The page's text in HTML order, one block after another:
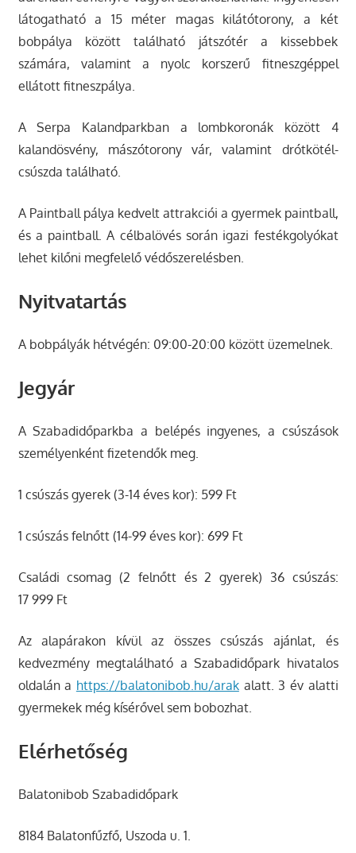
látogatható a 15 méter magas kilátótorony, a két
bobpálya között található játszótér a kissebbek
számára, valamint a nyolc korszerű fitneszgéppel
ellátott fitneszpálya.
A Serpa Kalandparkban a lombkoronák között 4
kalandösvény, mászótorony vár, valamint drótkötél-
csúszda található.
A Paintball pálya kedvelt attrakciói a gyermek paintball,
és a paintball. A célbalövés során igazi festékgolyókat
lehet kilőni megfelelő védőszerelésben.
Nyitvatartás
A bobpályák hétvégén: 09:00-20:00 között üzemelnek.
Jegyár
A Szabadidőparkba a belépés ingyenes, a csúszások
személyenként fizetendők meg.
1 csúszás gyerek (3-14 éves kor): 599 Ft
1 csúszás felnőtt (14-99 éves kor): 699 Ft
Családi csomag (2 felnőtt és 2 gyerek) 36 csúszás:
17 999 Ft
Az alapárakon kívül az összes csúszás ajánlat, és
kedvezmény megtalálható a Szabadidőpark hivatalos
oldalán a https://balatonibob.hu/arakalatt. 3 év alatti
gyermekek még kísérővel sem bobozhat.
Elérhetőség
Balatonibob Szabadidőpark
8184 Balatonfűzfő, Uszoda u. 1.